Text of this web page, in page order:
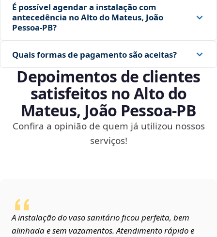
É possível agendar a instalação com
antecedência no Alto do Mateus, João
Pessoa‑PB?
Quais formas de pagamento são aceitas?
Depoimentos de clientes
satisfeitos no Alto do
Mateus, João Pessoa‑PB
Confira a opinião de quem já utilizou nossos
serviços!
A instalação do vaso sanitário ficou perfeita, bem
alinhada e sem vazamentos. Atendimento rápido e